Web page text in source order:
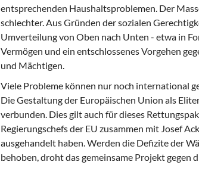
entsprechenden Haushaltsproblemen. Der
schlechter. Aus Gründen der sozialen
Umverteilung von Oben nach Unten - etwa in
Vermögen und ein entschlossenes Vorgehen
und Mächtigen.
Viele Probleme können nur noch international
Die Gestaltung der Europäischen Union als
verbunden. Dies gilt auch für dieses
Regierungschefs der EU zusammen mit Josef
ausgehandelt haben. Werden die Defizite der
behoben, droht das gemeinsame Projekt gegen